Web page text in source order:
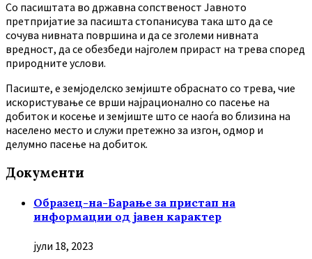
Co пасиштата во државна сопственост Јавното
претпријатие за пасишта стопанисува така што да се
сочува нивната површина и да се зголеми нивната
вредност, да се обезбеди најголем прираст на трева според
природните услови.
Пасиште, е земјоделско земјиште обраснато со трева, чие
искористување се врши најрационално со пасење на
добиток и косење и земјиште што се наоѓа во близина на
населено место и служи претежно за изгон, одмор и
делумно пасење на добиток.
Документи
Образец-на-Барање за пристап на
информации од јавен карактер
јули 18, 2023